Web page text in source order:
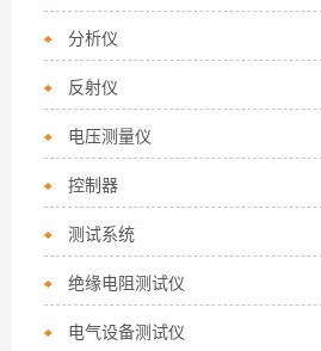
分析仪
反射仪
电压测量仪
控制器
测试系统
绝缘电阻测试仪
电气设备测试仪